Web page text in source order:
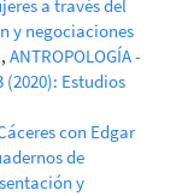
a través del
y negociaciones
, ANTROPOLOGÍA -
Estudios
con Edgar
de
y